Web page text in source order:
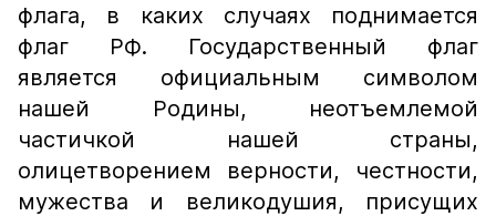
флага, в каких случаях поднимается
флаг РФ. Государственный флаг
является официальным символом
нашей Родины, неотъемлемой
частичкой нашей страны,
олицетворением верности, честности,
мужества и великодушия, присущих